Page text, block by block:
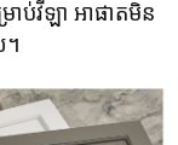
ាប់វីឡា អាផាតមិន
។